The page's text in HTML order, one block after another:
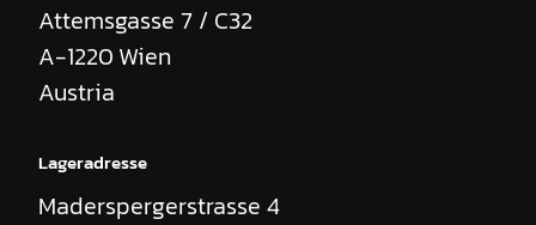
Attemsgasse 7 / C32
A-1220 Wien
Austria
Lageradresse
Maderspergerstrasse 4